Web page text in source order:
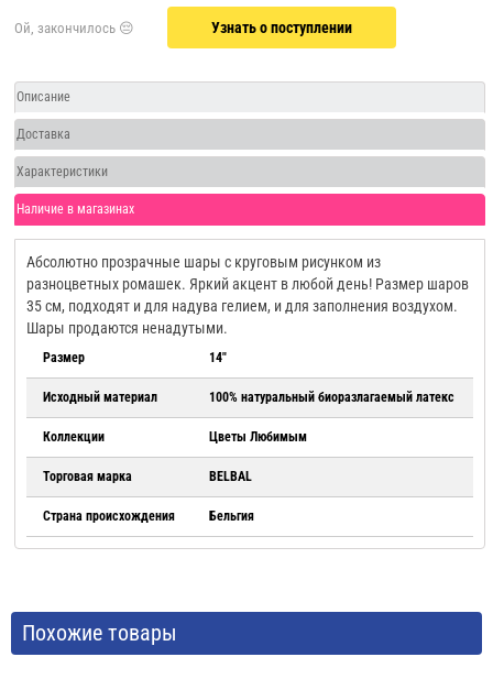
Узнать о поступлении
Описание
Доставка
Характеристики
Наличие в магазинах
Абсолютно прозрачные шары с круговым рисунком из
разноцветных ромашек. Яркий акцент в любой день! Размер шаров
35 см, подходят и для надува гелием, и для заполнения воздухом.
Шары продаются ненадутыми.
Размер 14"
Исходный материал 100% натуральный биоразлагаемый латекс
Коллекции Цветы Любимым
Торговая марка BELBAL
Страна происхождения Бельгия
Похожие товары